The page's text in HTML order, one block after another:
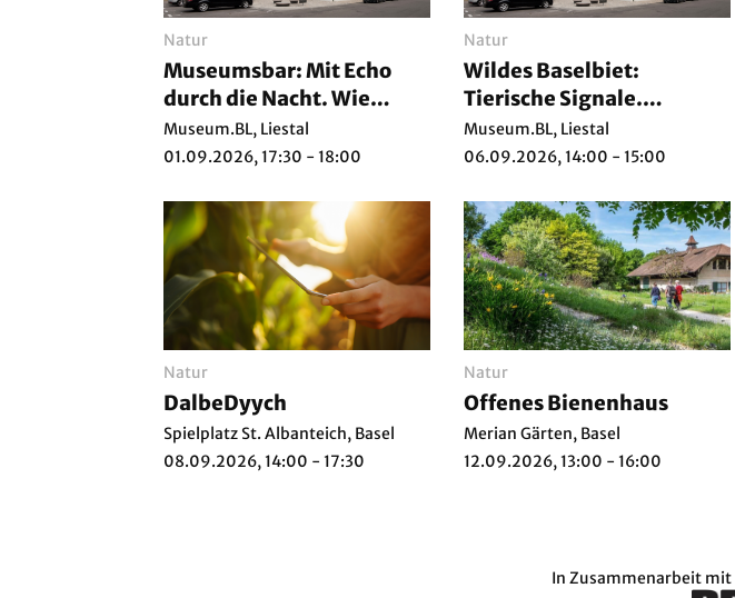
Natur
Museumsbar: Mit Echo
durch die Nacht. Wie
Fledermäuse sich
orientieren
Museum.BL, Liestal
01.09.2026, 17:30 - 18:00
Natur
Wildes Baselbiet:
Tierische Signale.
Leuchtkäfer, Wildkatze
und Waldkauz
Museum.BL, Liestal
06.09.2026, 14:00 - 15:00
Natur
DalbeDyych
Spielplatz St. Albanteich, Basel
08.09.2026, 14:00 - 17:30
Natur
Offenes Bienenhaus
Merian Gärten, Basel
12.09.2026, 13:00 - 16:00
In Zusammenarbeit mit